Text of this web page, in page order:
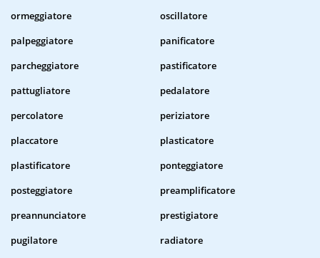
ormeggiatore
oscillatore
palpeggiatore
panificatore
parcheggiatore
pastificatore
pattugliatore
pedalatore
percolatore
periziatore
placcatore
plasticatore
plastificatore
ponteggiatore
posteggiatore
preamplificatore
preannunciatore
prestigiatore
pugilatore
radiatore